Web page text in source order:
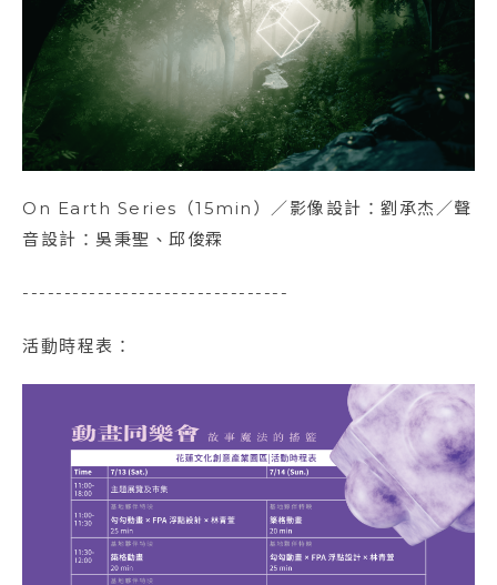
On Earth Series（15min）／影像設計：劉承杰／聲
音設計：吳秉聖、邱俊霖
--------------------------------
活動時程表：